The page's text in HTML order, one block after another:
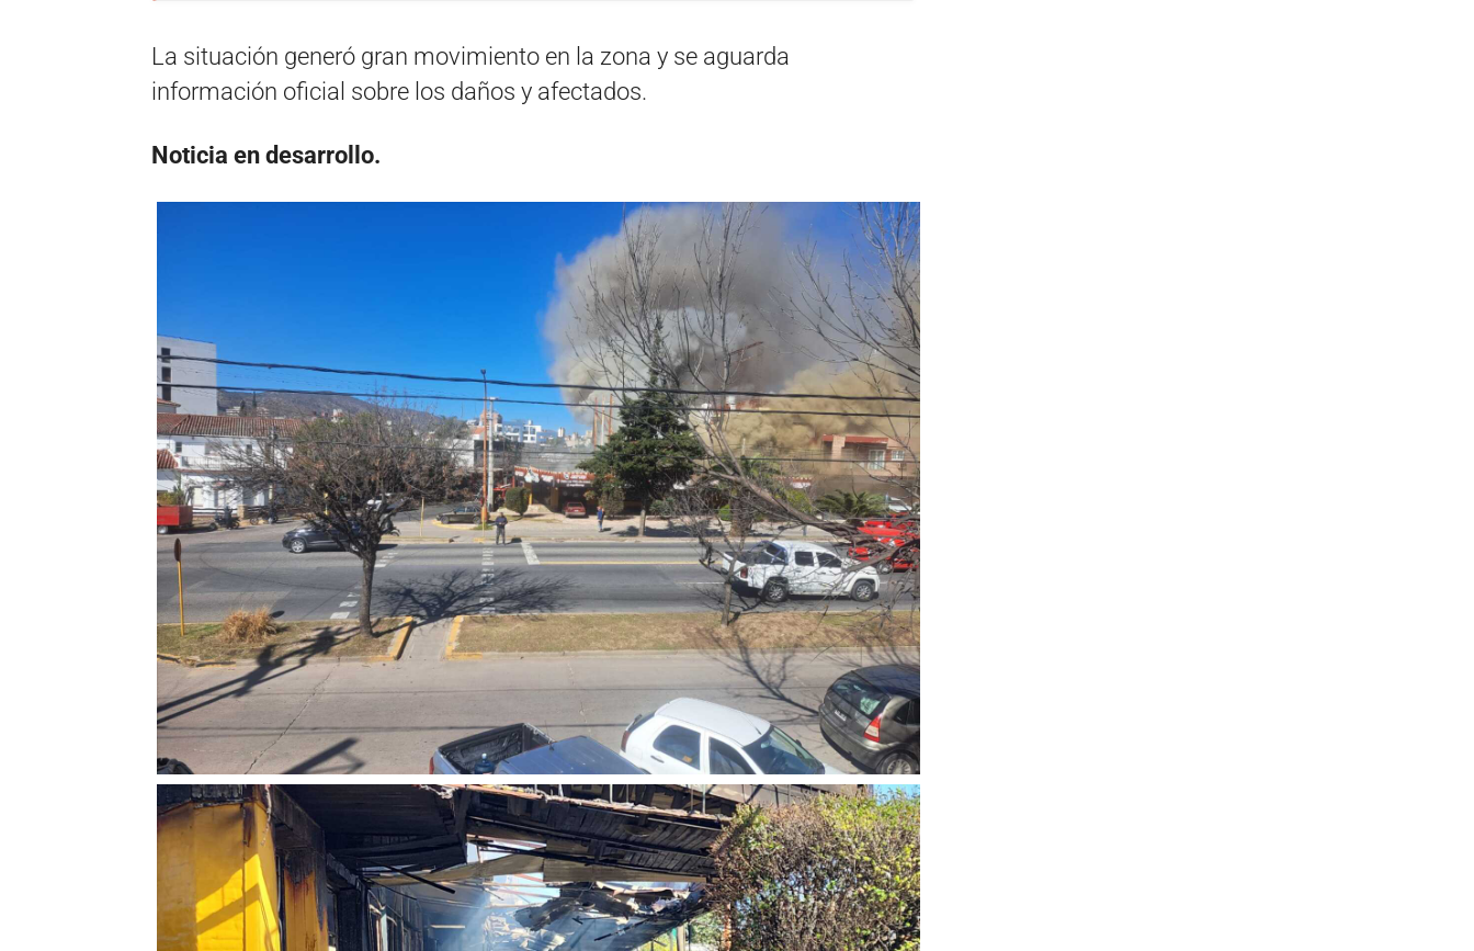
La situación generó gran movimiento en la zona y se aguarda
información oficial sobre los daños y afectados.
Noticia en desarrollo.